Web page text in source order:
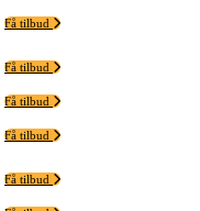
Få tilbud
Få tilbud
Få tilbud
Få tilbud
Få tilbud